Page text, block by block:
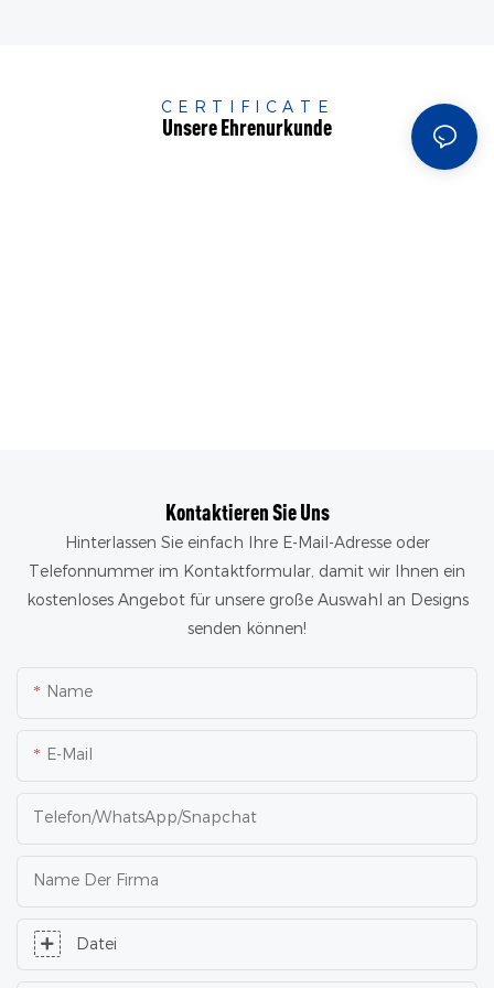
CERTIFICATE
Unsere Ehrenurkunde
Kontaktieren Sie Uns
Hinterlassen Sie einfach Ihre E-Mail-Adresse oder
Telefonnummer im Kontaktformular, damit wir Ihnen ein
kostenloses Angebot für unsere große Auswahl an Designs
senden können!
Name
E-Mail
Telefon/WhatsApp/Snapchat
Name Der Firma
Datei